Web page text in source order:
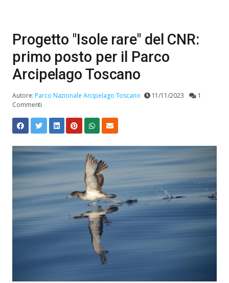
Progetto "Isole rare" del CNR:
primo posto per il Parco
Arcipelago Toscano
Autore:Parco Nazionale Arcipelago Toscano 11/11/2023
1
Commenti